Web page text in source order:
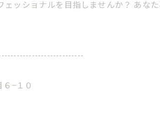
ッショナルを目指しませんか？ あな
−１０